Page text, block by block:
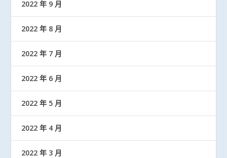
2022 年 9 月
2022 年 8 月
2022 年 7 月
2022 年 6 月
2022 年 5 月
2022 年 4 月
2022 年 3 月